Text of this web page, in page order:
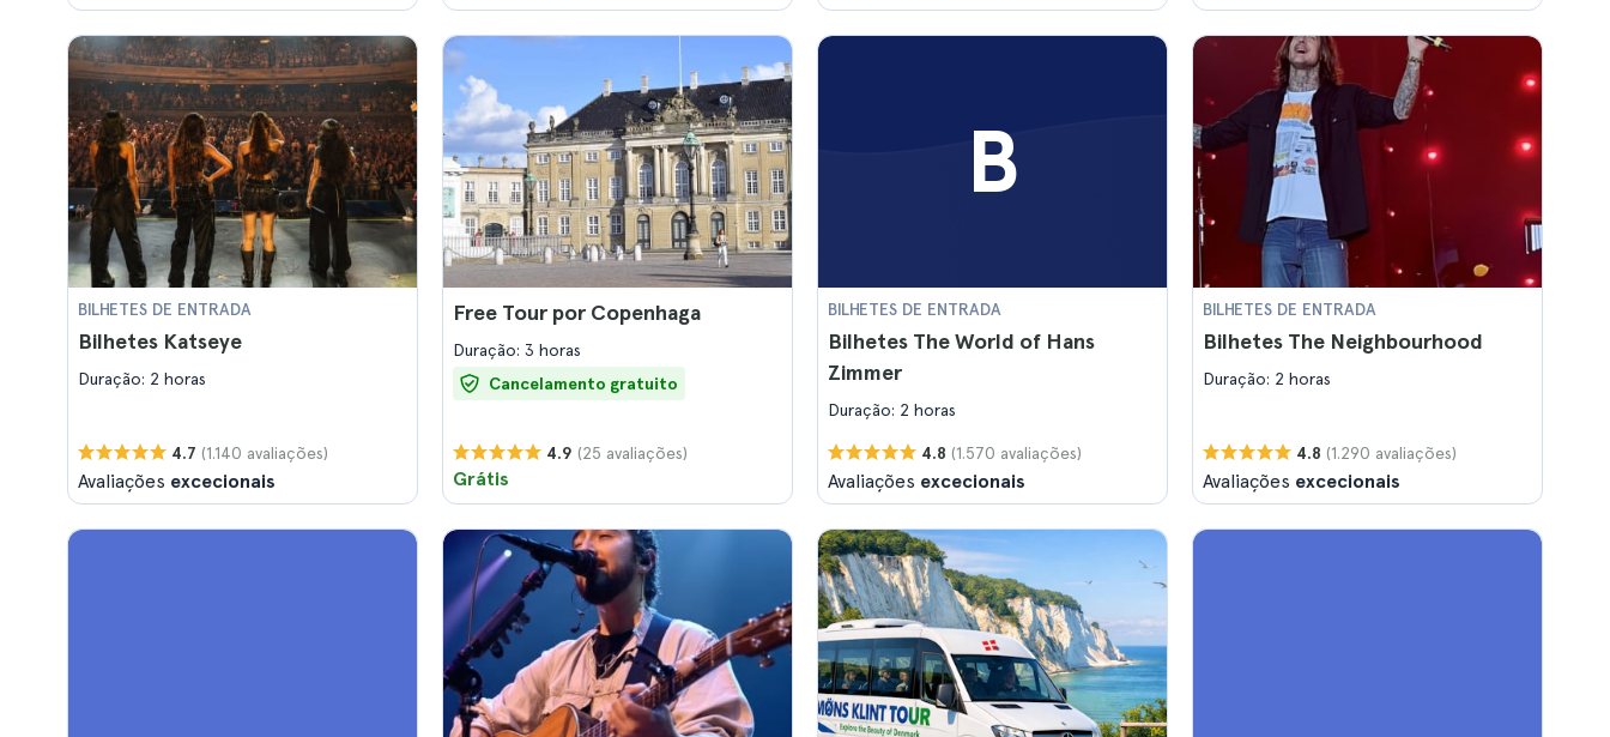
BILHETES DE ENTRADA
Bilhetes Katseye
Duração: 2 horas
4.7 (1.140 avaliações)
Avaliações excecionais
Free Tour por Copenhaga
Duração: 3 horas
Cancelamento gratuito
4.9 (25 avaliações)
Grátis
B
BILHETES DE ENTRADA
Bilhetes The World of Hans
Zimmer
Duração: 2 horas
4.8 (1.570 avaliações)
Avaliações excecionais
BILHETES DE ENTRADA
Bilhetes The Neighbourhood
Duração: 2 horas
4.8 (1.290 avaliações)
Avaliações excecionais